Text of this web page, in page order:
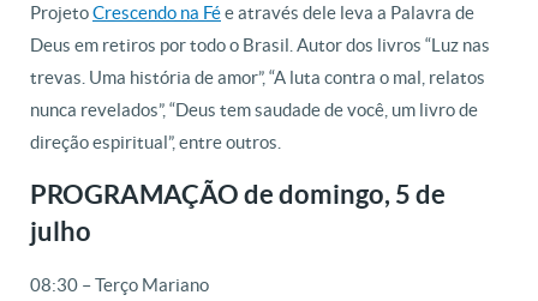
ProjetoCrescendo na Fée através dele leva a Palavra de
Deus em retiros por todo o Brasil. Autor dos livros “Luz nas
trevas. Uma história de amor”, “A luta contra o mal, relatos
nunca revelados”, “Deus tem saudade de você, um livro de
direção espiritual”, entre outros.
PROGRAMAÇÃO de domingo, 5 de
julho
08:30 – Terço Mariano